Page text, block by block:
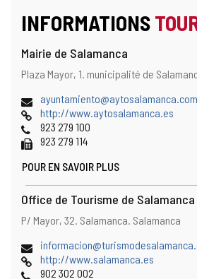
INFORMATIONS
Mairie de Salamanca
Adresse
emplacement
sur
la
carte
Adresse
Plaza Mayor, 1. municipalité de
Adresse
de
courrier
électronique
ayuntamiento@aytosalamanca.com
Page
Web
http://www.aytosalamanca.es
Téléphones
923 279 100
Fax 923 279 114
POUR EN SAVOIR PLUS
Office de Tourisme de Salamanca
Adresse
emplacement
sur
la
Adresse
P/ Mayor, 32. Salamanca. Salamanca
Adresse
de
courrier
Page
Web
http://www.salamanca.es
Téléphones
902 302 002